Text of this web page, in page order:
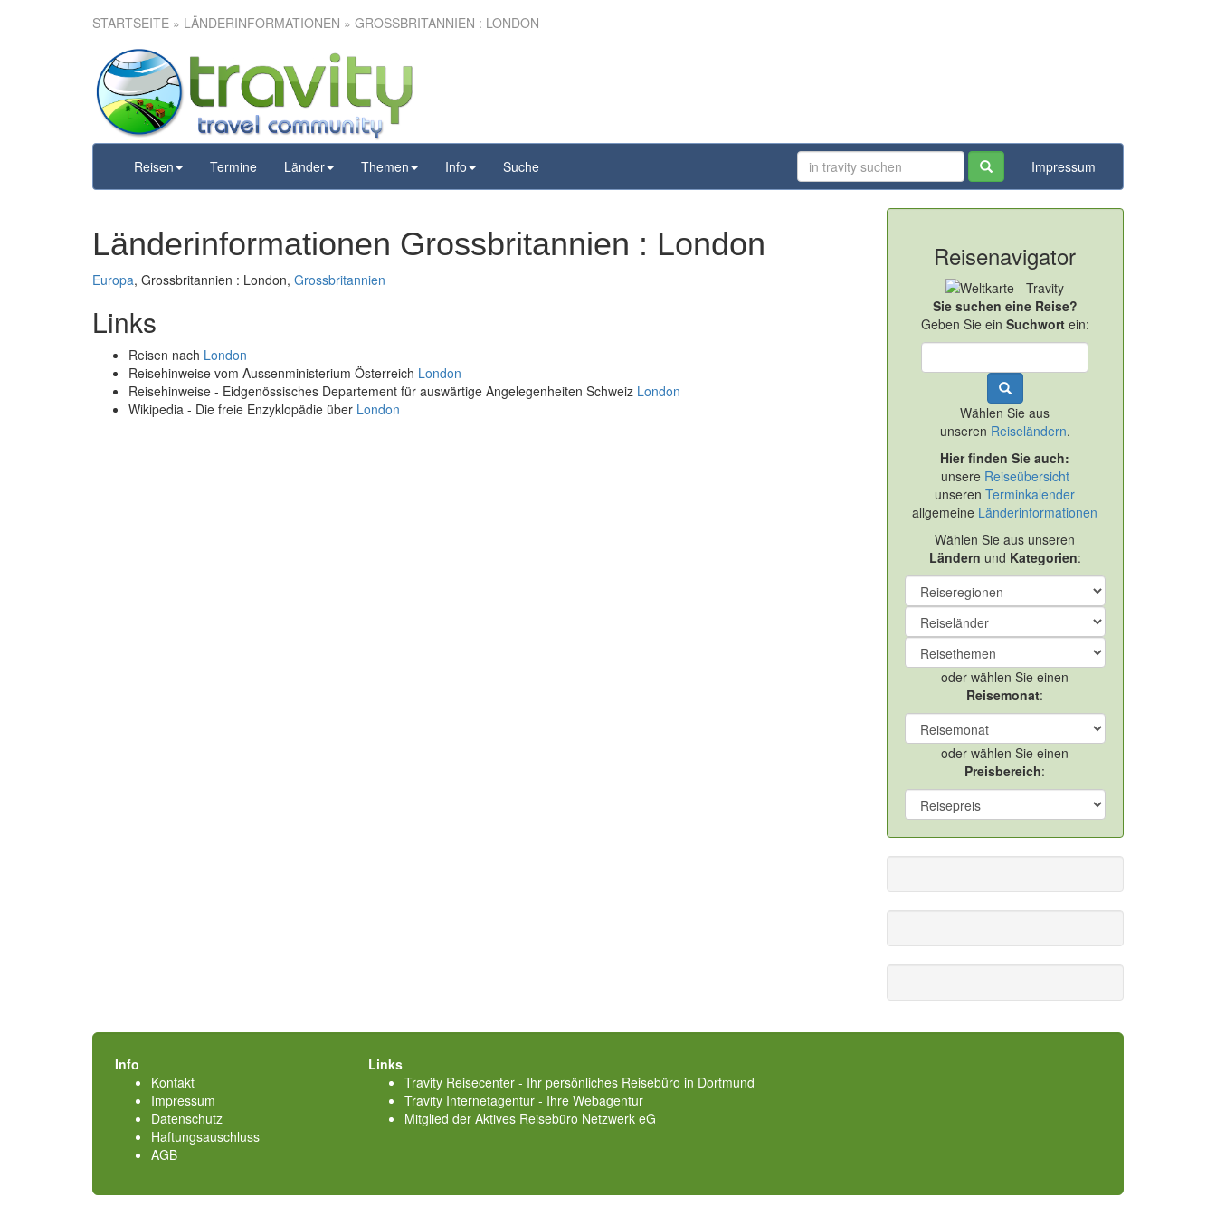
STARTSEITE » LÄNDERINFORMATIONEN » GROSSBRITANNIEN : LONDON
Reisen Termine Länder Themen Info Suche Impressum
Länderinformationen Grossbritannien : London
Europa, Grossbritannien : London, Grossbritannien
Links
Reisen nach London
Reisehinweise vom Aussenministerium Österreich London
Reisehinweise - Eidgenössisches Departement für auswärtige Angelegenheiten Schweiz London
Wikipedia - Die freie Enzyklopädie über London
Reisenavigator
Sie suchen eine Reise?
Geben Sie ein Suchwortein:
Wählen Sie aus
unseren Reiseländern.
Hier finden Sie auch:
unsere Reiseübersicht
unserenTerminkalender
allgemeine Länderinformationen
Wählen Sie aus unseren
Ländern und Kategorien:
oder wählen Sie einen
Reisemonat:
oder wählen Sie einen
Preisbereich:
Info
Kontakt
Impressum
Datenschutz
Haftungsauschluss
AGB
Links
Travity Reisecenter - Ihr persönliches Reisebüro in Dortmund
Travity Internetagentur - Ihre Webagentur
Mitglied der Aktives Reisebüro Netzwerk eG